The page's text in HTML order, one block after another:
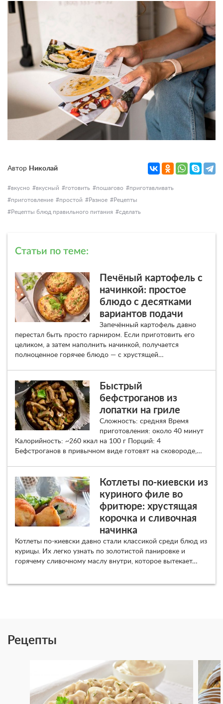
Автор Николай
вкусно вкусный готовить пошагово
приготавливать
приготовление
простой Разное
Рецепты
Рецепты блюд правильного питания
сделать
Статьи по теме:
Печёный картофель с
начинкой: простое
блюдо с десятками
вариантов подачи
Запечённый картофель давно
перестал быть просто гарниром. Если приготовить его
целиком, а затем наполнить начинкой, получается
полноценное горячее блюдо — с хрустящей…
Быстрый
бефстроганов из
лопатки на гриле
Сложность: средняя Время
приготовления: около 40 минут
Калорийность: ~260 ккал на 100 г Порций: 4
Бефстроганов в привычном виде готовят на сковороде,…
Котлеты по-киевски из
куриного филе во
фритюре: хрустящая
корочка и сливочная
начинка
Котлеты по-киевски давно стали классикой среди блюд из
курицы. Их легко узнать по золотистой панировке и
горячему сливочному маслу внутри, которое вытекает…
Рецепты